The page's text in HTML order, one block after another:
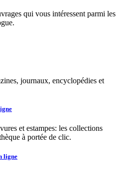
qui vous intéressent parmi les
journaux, encyclopédies et
et estampes: les collections
à portée de clic.
ligne